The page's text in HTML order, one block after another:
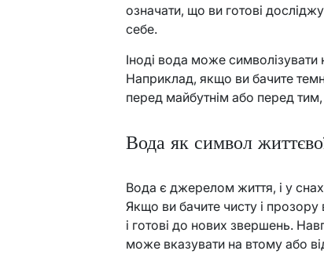
означати, що ви готові
себе.
Іноді вода може символізувати
Наприклад, якщо ви бачите
перед майбутнім або перед
Вода як символ
Вода є джерелом життя, і у
Якщо ви бачите чисту і
і готові до нових звершень.
може вказувати на втому або